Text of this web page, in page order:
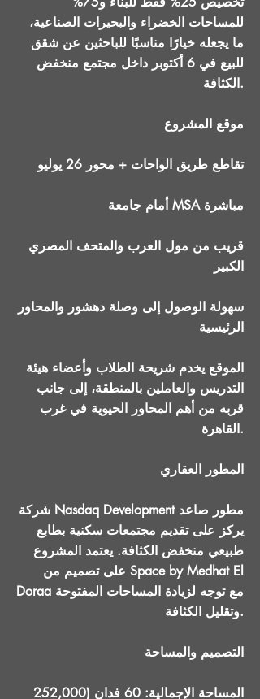
للمساحات الخضراء والبحيرات الصناعية،
ما يجعله خيارًا مناسبًا للباحثين عن شقق
للبيع في 6 أكتوبر داخل مجتمع منخفض
الكثافة.
موقع المشروع
تقاطع طريق الواحات + محور 26 يوليو
أمام جامعة MSA مباشرة
قريب من مول العرب والمتحف المصري
الكبير
سهولة الوصول إلى وصلة دهشور والمحاور
الرئيسية
الموقع يخدم شريحة الطلاب وأعضاء هيئة
التدريس والعاملين بالمنطقة، إلى جانب
قربه من أهم المحاور الحيوية في غرب
القاهرة.
المطور العقاري
شركة Nasdaq Development مطور صاعد
يركز على تقديم مجتمعات سكنية بطابع
طبيعي منخفض الكثافة. يعتمد المشروع
على تصميم من Space by Medhat El
Doraa مع توجه لزيادة المساحات المفتوحة
وتقليل الكثافة.
التصميم والمساحة
المساحة الإجمالية: 60 فدان (252,000